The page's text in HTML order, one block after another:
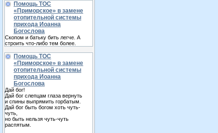
Помощь ТОС
«Приморское» в замене
отопительной системы
прихода Иоанна
Богослова
Скопом и батьку бить легче. А
строить что-либо тем более.
Помощь ТОС
«Приморское» в замене
отопительной системы
прихода Иоанна
Богослова
Дай бог!
Дай бог слепцам глаза вернуть
и спины выпрямить горбатым.
Дай бог быть богом хоть чуть-
чуть,
но быть нельзя чуть-чуть
распятым.